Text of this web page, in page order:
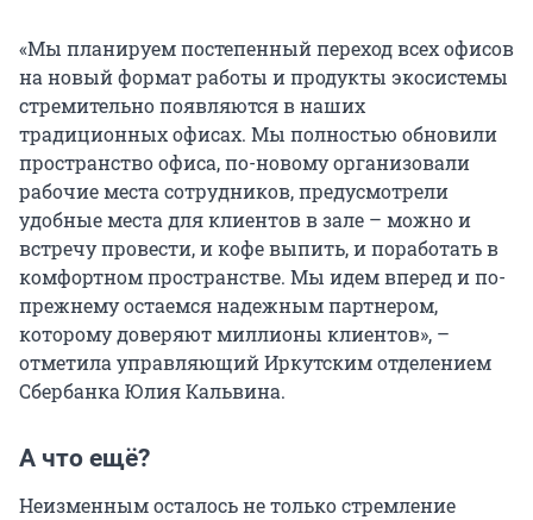
«Мы планируем постепенный переход всех офисов
на новый формат работы и продукты экосистемы
стремительно появляются в наших
традиционных офисах. Мы полностью обновили
пространство офиса, по-новому организовали
рабочие места сотрудников, предусмотрели
удобные места для клиентов в зале – можно и
встречу провести, и кофе выпить, и поработать в
комфортном пространстве. Мы идем вперед и по-
прежнему остаемся надежным партнером,
которому доверяют миллионы клиентов», –
отметила управляющий Иркутским отделением
Сбербанка Юлия Кальвина.
А что ещё?
Неизменным осталось не только стремление